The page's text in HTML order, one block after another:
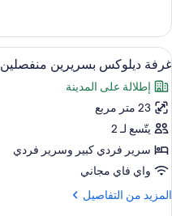
غرفة
ديلوكس
مزدوجة
سرير
ملكي
استعراض
جميع
صور
غرفة
ديلوكس
بسريرين
منفصلين
3
غرفة ديلوكس بسريرين منفصلين
إطلالة على المدينة
23 متر مربع
يتّسع لـ 2
سرير فردي كبير‫‬ وسرير فردي
واي فاي مجاني
المزيد من التفاصيل
المزيد